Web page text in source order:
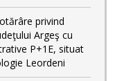
privind
Argeş cu
P+1E, situat
Leordeni